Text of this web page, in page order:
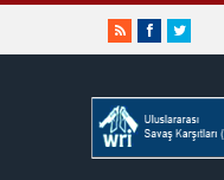
RSSFacebookTwitter